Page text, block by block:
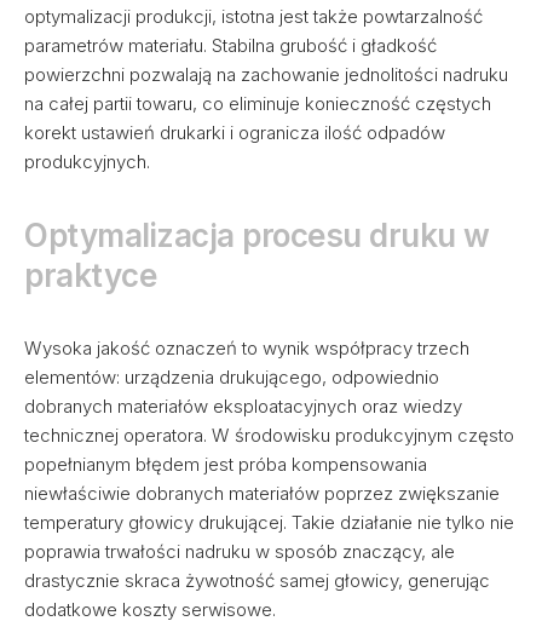
optymalizacji produkcji, istotna jest także powtarzalność
parametrów materiału. Stabilna grubość i gładkość
powierzchni pozwalają na zachowanie jednolitości nadruku
na całej partii towaru, co eliminuje konieczność częstych
korekt ustawień drukarki i ogranicza ilość odpadów
produkcyjnych.
Optymalizacja procesu druku w
praktyce
Wysoka jakość oznaczeń to wynik współpracy trzech
elementów: urządzenia drukującego, odpowiednio
dobranych materiałów eksploatacyjnych oraz wiedzy
technicznej operatora. W środowisku produkcyjnym często
popełnianym błędem jest próba kompensowania
niewłaściwie dobranych materiałów poprzez zwiększanie
temperatury głowicy drukującej. Takie działanie nie tylko nie
poprawia trwałości nadruku w sposób znaczący, ale
drastycznie skraca żywotność samej głowicy, generując
dodatkowe koszty serwisowe.